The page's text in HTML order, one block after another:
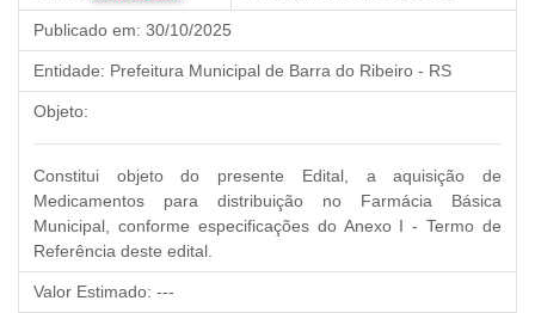
Publicado em: 30/10/2025
Entidade: Prefeitura Municipal de Barra do Ribeiro - RS
Objeto:
Constitui objeto do presente Edital, a aquisição de
Medicamentos para distribuição no Farmácia Básica
Municipal, conforme especificações do Anexo I - Termo de
Referência deste edital.
Valor Estimado: ---